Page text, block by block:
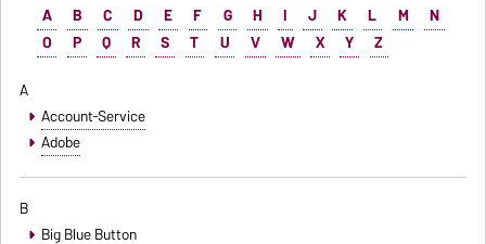
A B C D E F G H I J K L M
N
O
P Q R S T U V W X Y
Z
A
Account-Service
Adobe
B
Big Blue Button